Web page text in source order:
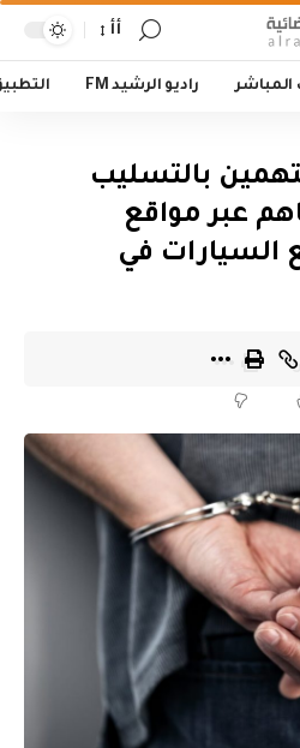
أأ
المباشر راديو الرشيد FM
على (3) متهمين بالتسليب
عبر مواقع
السيارات في